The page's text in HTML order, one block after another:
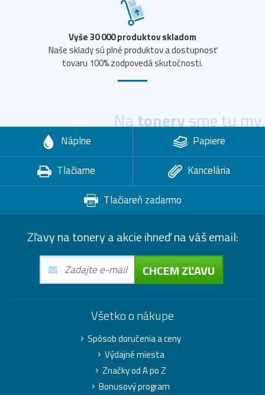
Vyše 30 000 produktov skladom
Naše sklady sú plné produktov a dostupnosť
tovaru 100% zodpovedá skutočnosti.
Natonerysme tu my.
Náplne
Papiere
Tlačiarne
Kancelária
Tlačiareň zadarmo
Zľavy na tonery a akcie ihneď na váš email:
CHCEM ZĽAVU
Všetko o nákupe
Spôsob doručenia a ceny
Výdajné miesta
Značky od A po Z
Bonusový program